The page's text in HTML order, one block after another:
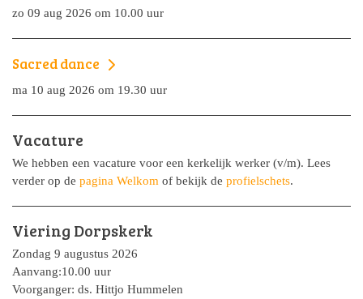
zo 09 aug 2026 om 10.00 uur
Sacred dance
ma 10 aug 2026 om 19.30 uur
Vacature
We hebben een vacature voor een kerkelijk werker (v/m). Lees
verder op de pagina Welkom of bekijk de profielschets.
Viering Dorpskerk
Zondag 9 augustus 2026
Aanvang:10.00 uur
Voorganger: ds. Hittjo Hummelen